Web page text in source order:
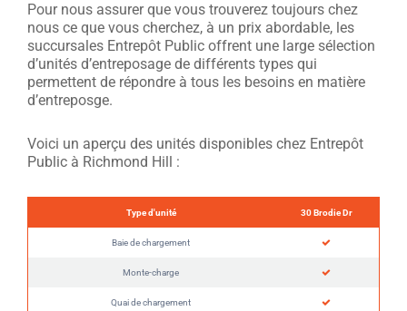
Pour nous assurer que vous trouverez toujours chez
nous ce que vous cherchez, à un prix abordable, les
succursales Entrepôt Public offrent une large sélection
d’unités d’entreposage de différents types qui
permettent de répondre à tous les besoins en matière
d’entreposge.
Voici un aperçu des unités disponibles chez Entrepôt
Public à Richmond Hill :
Type d'unité 30 Brodie Dr
Baie de chargement
Monte-charge
Quai de chargement